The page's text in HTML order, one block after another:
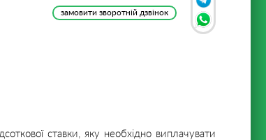
замовити зворотній дзвінок
ставки, яку необхідно виплачувати